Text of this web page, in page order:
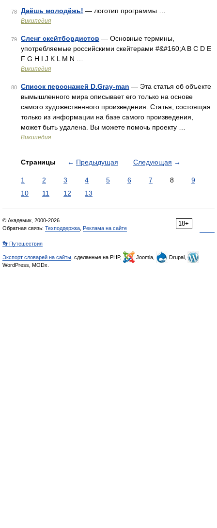
78 Даёшь молодёжь! — логотип программы …
Википедия
79 Сленг скейтбордистов — Основные термины,
употребляемые российскими скейтерами #&#160;A B C D E
F G H I J K L M N …
Википедия
80 Список персонажей D.Gray-man — Эта статья об объекте
вымышленного мира описывает его только на основе
самого художественного произведения. Статья, состоящая
только из информации на базе самого произведения,
может быть удалена. Вы можете помочь проекту …
Википедия
Страницы ← Предыдущая Следующая →
1 2 3 4 5 6 7 8
9
10
11 12 13
18+
© Академик, 2000-2026
Обратная связь: Техподдержка Реклама на сайте
👣 Путешествия
Экспорт словарей на сайты , сделанные на PHP, Joomla,
Drupal,
WordPress, MODx.